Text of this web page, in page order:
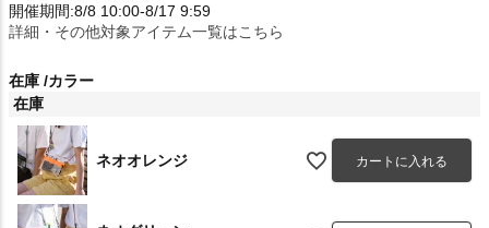
開催期間:8/8 10:00-8/17 9:59
詳細・その他対象アイテム一覧はこちら
在庫 カラー
在庫
ネオオレンジ カートに入れる